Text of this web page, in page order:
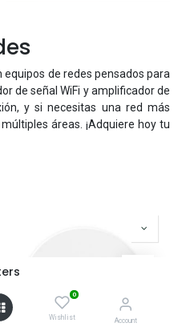
0
Wishlist Account
equipos de redes pensados para
de señal WiFi y amplificador de
y si necesitas una red más
áreas. ¡Adquiere hoy tu